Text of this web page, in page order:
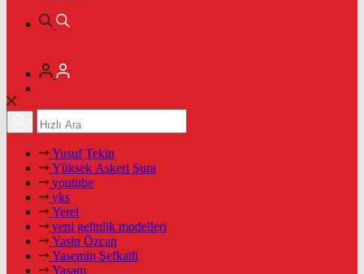
Yusuf Tekin
Yüksek Askeri Şura
youtube
yks
Yerel
yeni gelinlik modelleri
Yasin Özcan
Yasemin Şefkatli
Yaşam